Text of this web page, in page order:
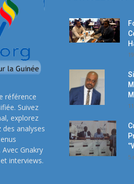
référence
Suivez
explorez
analyses
Gnakry
interviews.
5